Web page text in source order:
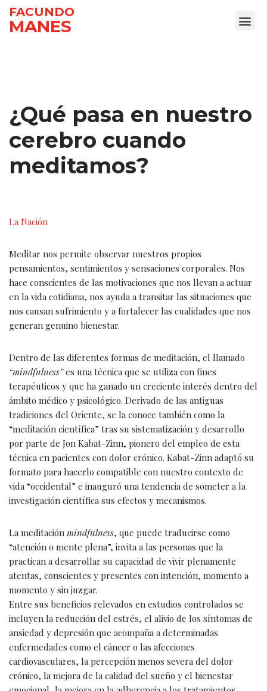
Ir
FACUNDO
MANES
¿Qué pasa en nuestro
cerebro cuando
meditamos?
La Nación
Meditar nos permite observar nuestros propios
pensamientos, sentimientos y sensaciones corporales. Nos
hace conscientes de las motivaciones que nos llevan a actuar
en la vida cotidiana, nos ayuda a transitar las situaciones que
nos causan sufrimiento y a fortalecer las cualidades que nos
generan genuino bienestar.
Dentro de las diferentes formas de meditación, el llamado
“mindfulness”es una técnica que se utiliza con fines
terapéuticos y que ha ganado un creciente interés dentro del
ámbito médico y psicológico. Derivado de las antiguas
tradiciones del Oriente, se la conoce también como la
“meditación científica” tras su sistematización y desarrollo
por parte de Jon Kabat-Zinn, pionero del empleo de esta
técnica en pacientes con dolor crónico. Kabat-Zinn adaptó su
formato para hacerlo compatible con nuestro contexto de
vida “occidental” e inauguró una tendencia de someter a la
investigación científica sus efectos y mecanismos.
La meditación mindfulness, que puede traducirse como
“atención o mente plena”, invita a las personas que la
practican a desarrollar su capacidad de vivir plenamente
atentas, conscientes y presentes con intención, momento a
momento y sin juzgar.
Entre sus beneficios relevados en estudios controlados se
incluyen la reducción del estrés, el alivio de los síntomas de
ansiedad y depresión que acompaña a determinadas
enfermedades como el cáncer o las afecciones
cardiovasculares, la percepción menos severa del dolor
crónico, la mejora de la calidad del sueño y el bienestar